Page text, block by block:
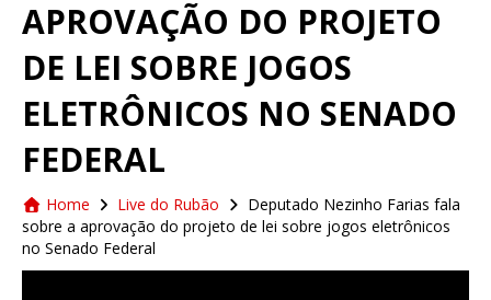
APROVAÇÃO DO PROJETO
DE LEI SOBRE JOGOS
ELETRÔNICOS NO SENADO
FEDERAL
Home Live do Rubão
Deputado Nezinho Farias fala
sobre a aprovação do projeto de lei sobre jogos eletrônicos
no Senado Federal